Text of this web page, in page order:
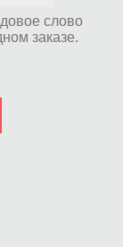
слово
заказе.